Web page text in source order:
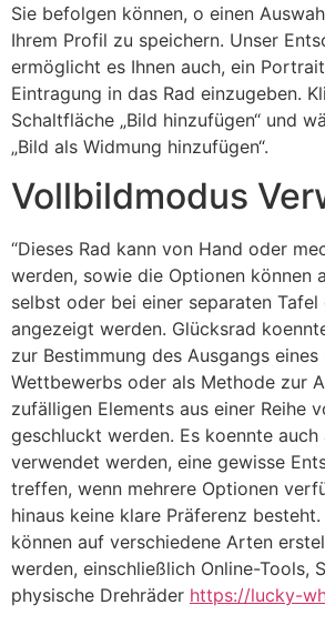
Sie befolgen können, o einen
Ihrem Profil zu speichern. Unser
ermöglicht es Ihnen auch, ein
Eintragung in das Rad einzugeben.
Schaltfläche „Bild hinzufügen“ und
„Bild als Widmung hinzufügen“.
Vollbildmodus
“Dieses Rad kann von Hand oder
werden, sowie die Optionen können
selbst oder bei einer separaten
angezeigt werden. Glücksrad
zur Bestimmung des Ausgangs eines
Wettbewerbs oder als Methode zur
zufälligen Elements aus einer Reihe
geschluckt werden. Es koennte
verwendet werden, eine gewisse
treffen, wenn mehrere Optionen
hinaus keine klare Präferenz
können auf verschiedene Arten
werden, einschließlich Online-Tools,
physische Drehräder https://lucky-